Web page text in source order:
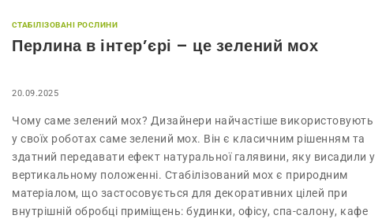
СТАБІЛІЗОВАНІ РОСЛИНИ
Перлина в інтер’єрі – це зелений мох
20.09.2025
Чому саме зелений мох? Дизайнери найчастіше використовують
у своїх роботах саме зелений мох. Він є класичним рішенням та
здатний передавати ефект натуральної галявини, яку висадили у
вертикальному положенні. Стабілізований мох є природним
матеріалом, що застосовується для декоративних цілей при
внутрішній обробці приміщень: будинки, офісу, спа-салону, кафе